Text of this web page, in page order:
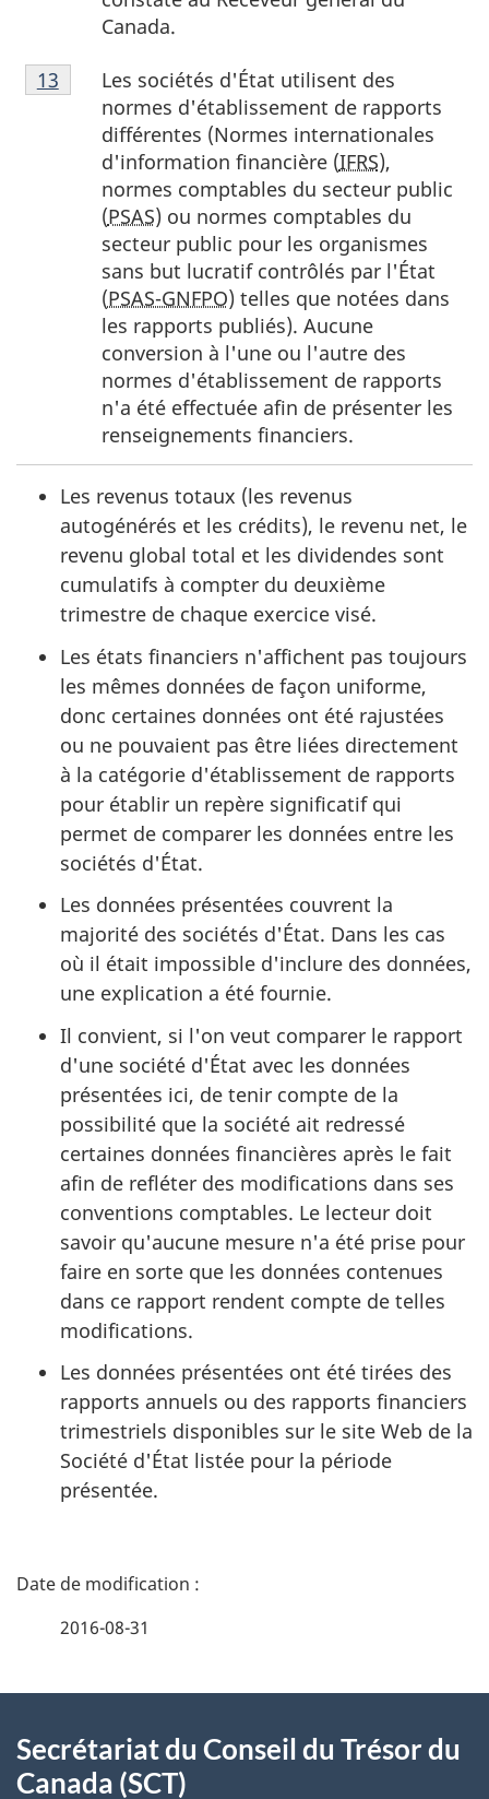
Canada.
Note
13
Les sociétés d'État utilisent des
normes d'établissement de rapports
différentes (Normes internationales
d'information financière (IFRS),
normes comptables du secteur public
(PSAS) ou normes comptables du
secteur public pour les organismes
sans but lucratif contrôlés par l'État
(PSAS-GNFPO) telles que notées dans
les rapports publiés). Aucune
conversion à l'une ou l'autre des
normes d'établissement de rapports
n'a été effectuée afin de présenter les
renseignements financiers.
Retour à la référence de la note
13 du tableau 1
Les revenus totaux (les revenus
autogénérés et les crédits), le revenu net, le
revenu global total et les dividendes sont
cumulatifs à compter du deuxième
trimestre de chaque exercice visé.
Les états financiers n'affichent pas toujours
les mêmes données de façon uniforme,
donc certaines données ont été rajustées
ou ne pouvaient pas être liées directement
à la catégorie d'établissement de rapports
pour établir un repère significatif qui
permet de comparer les données entre les
sociétés d'État.
Les données présentées couvrent la
majorité des sociétés d'État. Dans les cas
où il était impossible d'inclure des données,
une explication a été fournie.
Il convient, si l'on veut comparer le rapport
d'une société d'État avec les données
présentées ici, de tenir compte de la
possibilité que la société ait redressé
certaines données financières après le fait
afin de refléter des modifications dans ses
conventions comptables. Le lecteur doit
savoir qu'aucune mesure n'a été prise pour
faire en sorte que les données contenues
dans ce rapport rendent compte de telles
modifications.
Les données présentées ont été tirées des
rapports annuels ou des rapports financiers
trimestriels disponibles sur le site Web de la
Société d'État listée pour la période
présentée.
D
i
2016-08-31
propos
Secrétariat du Conseil du Trésor du
Canada (SCT)